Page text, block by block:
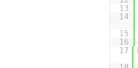
13
14
15
16
17